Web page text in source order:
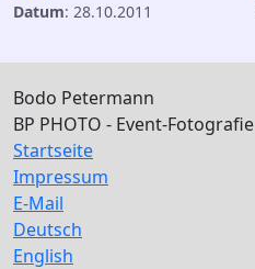
Datum: 28.10.2011
Bodo Petermann
BP PHOTO - Event-Fotografie
Startseite
Impressum
E-Mail
Deutsch
English